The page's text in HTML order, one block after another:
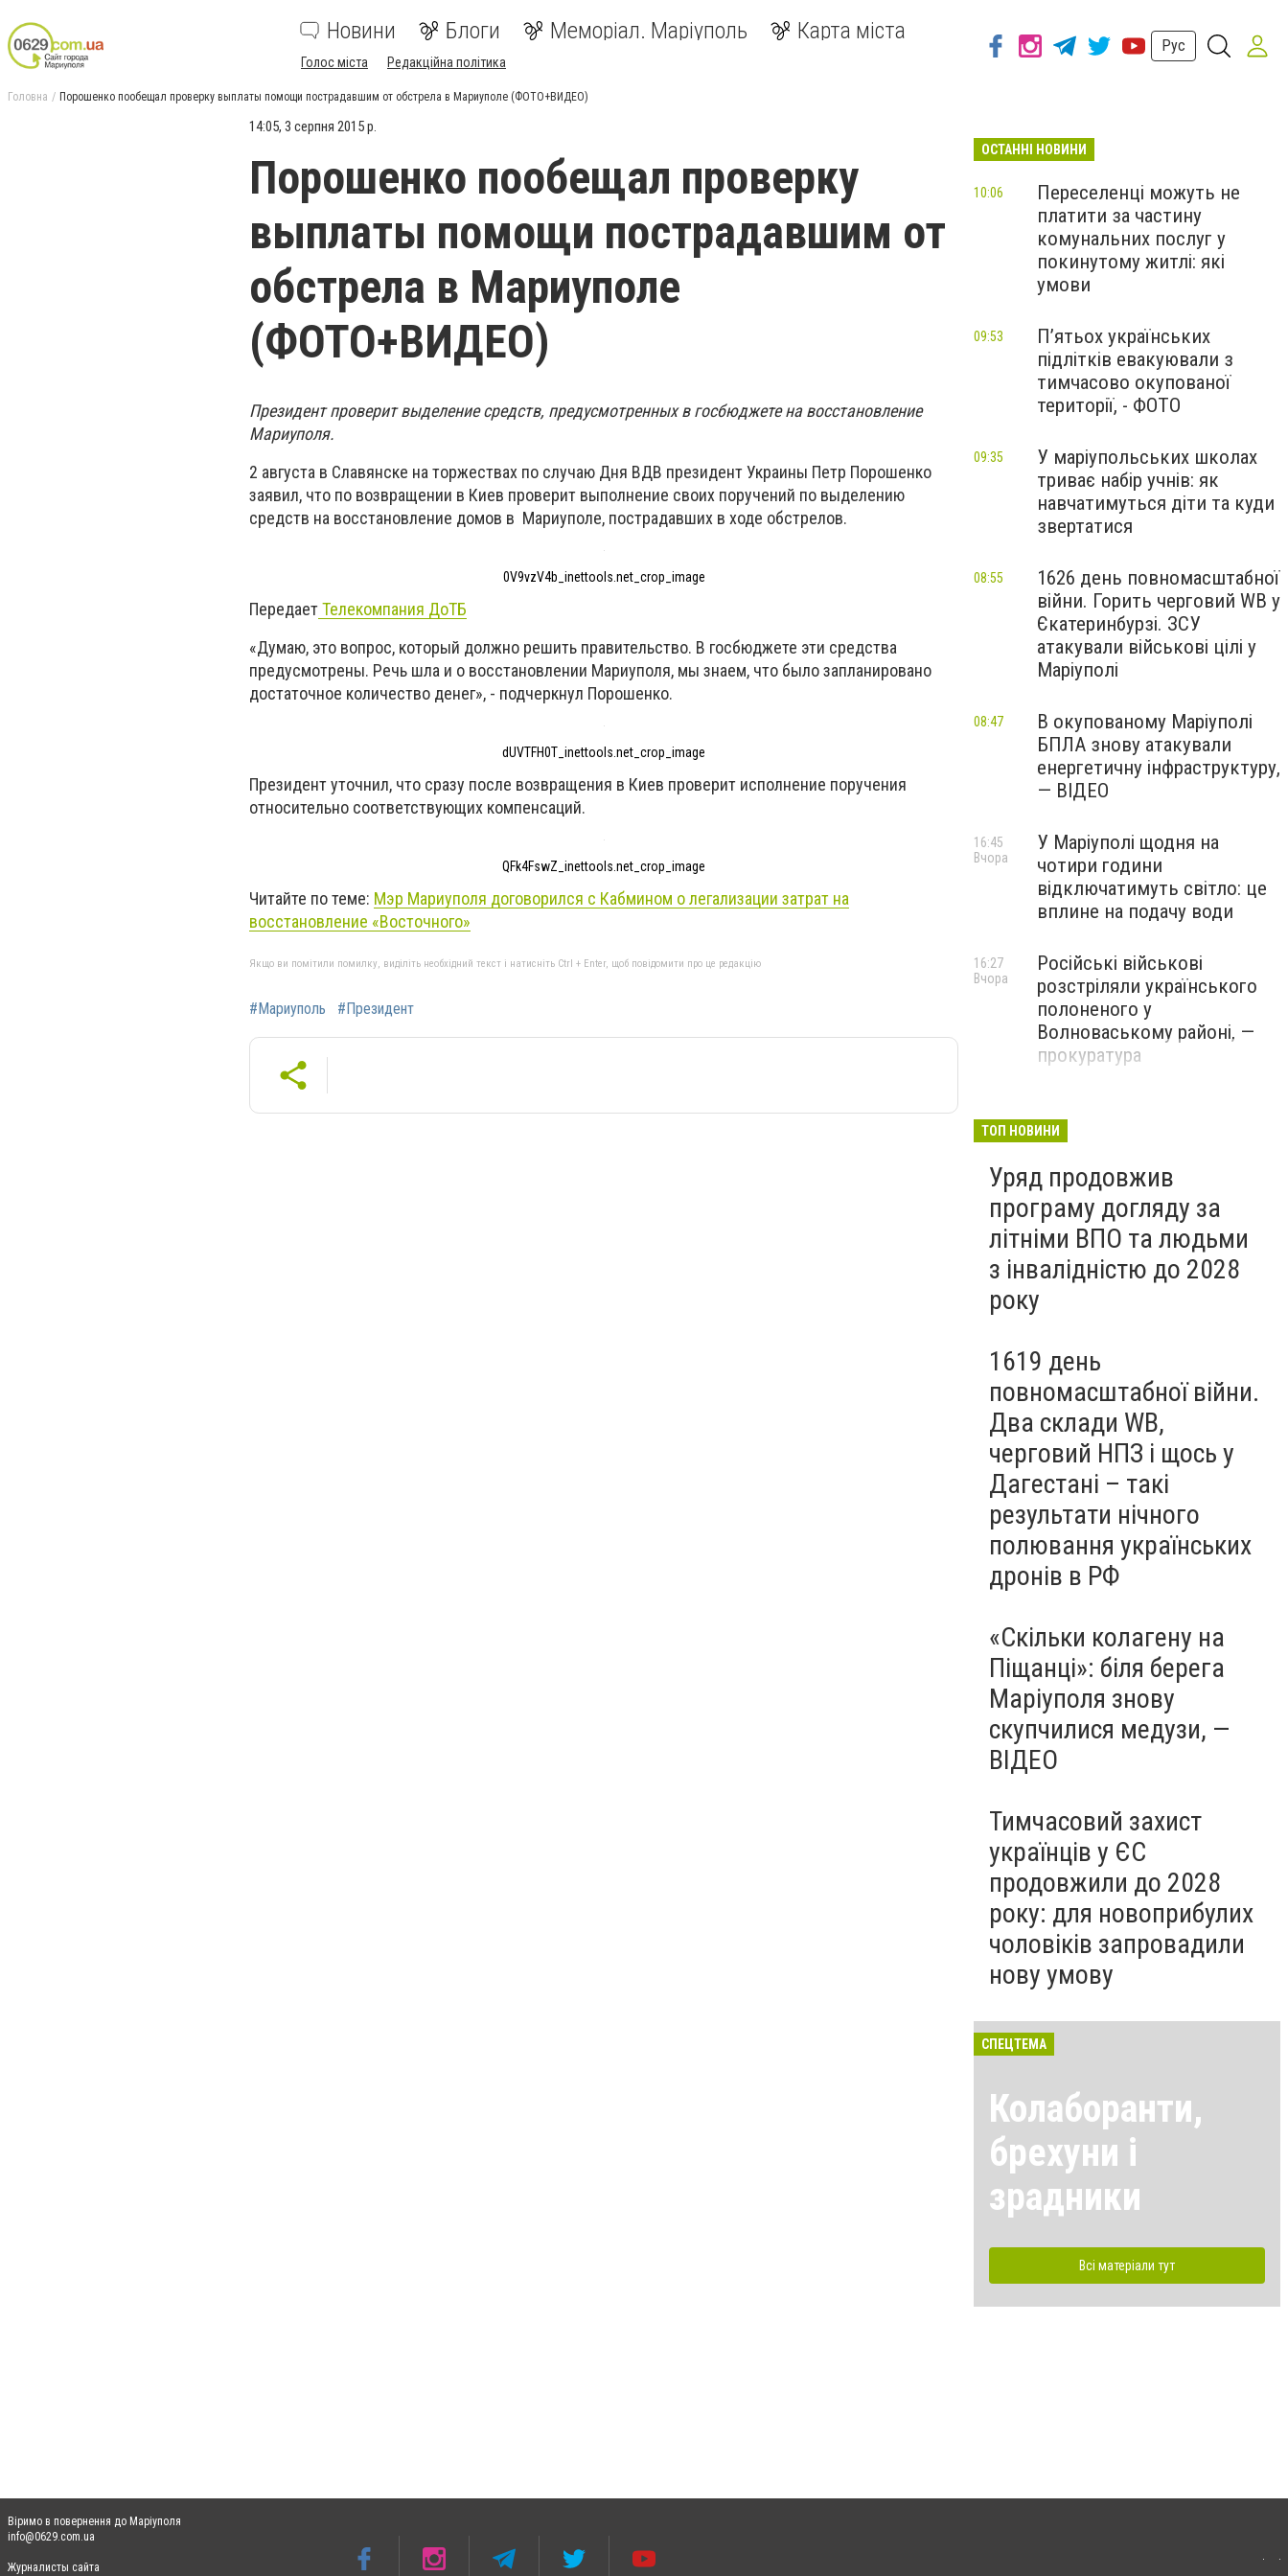
Новини Блоги Меморіал. Маріуполь Карта міста
Голос міста Редакційна політика
Рус
Головна Порошенко пообещал проверку выплаты помощи пострадавшим от обстрела в Мариуполе (ФОТО+ВИДЕО)
14:05, 3 серпня 2015 р.
Порошенко пообещал проверку
выплаты помощи пострадавшим от
обстрела в Мариуполе
(ФОТО+ВИДЕО)
Президент проверит выделение средств, предусмотренных в госбюджете на восстановление
Мариуполя.
2 августа в Славянске на торжествах по случаю Дня ВДВ президент Украины Петр Порошенко
заявил, что по возвращении в Киев проверит выполнение своих поручений по выделению
средств на восстановление домов в Мариуполе, пострадавших в ходе обстрелов.
0V9vzV4b_inettools.net_crop_image
ПередаетТелекомпания ДоТБ
«Думаю, это вопрос, который должно решить правительство. В госбюджете эти средства
предусмотрены. Речь шла и о восстановлении Мариуполя, мы знаем, что было запланировано
достаточное количество денег», - подчеркнул Порошенко.
dUVTFH0T_inettools.net_crop_image
Президент уточнил, что сразу после возвращения в Киев проверит исполнение поручения
относительно соответствующих компенсаций.
QFk4FswZ_inettools.net_crop_image
Читайте по теме: Мэр Мариуполя договорился с Кабмином о легализации затрат на
восстановление «Восточного»
Якщо ви помітили помилку, виділіть необхідний текст і натисніть Ctrl + Enter, щоб повідомити про це редакцію
#Мариуполь #Президент
ОСТАННІ НОВИНИ
Переселенці можуть не
платити за частину
комунальних послуг у
покинутому житлі: які
умови
10:06
П’ятьох українських
підлітків евакуювали з
тимчасово окупованої
території, - ФОТО
09:53
У маріупольських школах
триває набір учнів: як
навчатимуться діти та куди
звертатися
09:35
1626 день повномасштабної
війни. Горить черговий WB у
Єкатеринбурзі. ЗСУ
атакували військові цілі у
Маріуполі
08:55
В окупованому Маріуполі
БПЛА знову атакували
енергетичну інфраструктуру,
— ВІДЕО
08:47
У Маріуполі щодня на
чотири години
відключатимуть світло: це
вплине на подачу води
16:45
Вчора
Російські військові
розстріляли українського
полоненого у
Волноваському районі, —
прокуратура
16:27
Вчора
адміністрація оскаржує
судами право власності на
житло
Вчора
ТОП НОВИНИ
Уряд продовжив
програму догляду за
літніми ВПО та людьми
з інвалідністю до 2028
року
1619 день
повномасштабної війни.
Два склади WB,
черговий НПЗ і щось у
Дагестані – такі
результати нічного
полювання українських
дронів в РФ
«Скільки колагену на
Піщанці»: біля берега
Маріуполя знову
скупчилися медузи, —
ВІДЕО
Тимчасовий захист
українців у ЄС
продовжили до 2028
року: для новоприбулих
чоловіків запровадили
нову умову
СПЕЦТЕМА
Колаборанти,
брехуни і
зрадники
Всі матеріали тут
Віримо в повернення до Маріуполя
info@0629.com.ua
Журналисты сайта